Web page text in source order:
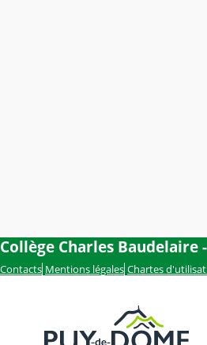
Collège Charles Baudelaire
Contacts Mentions légales Chartes